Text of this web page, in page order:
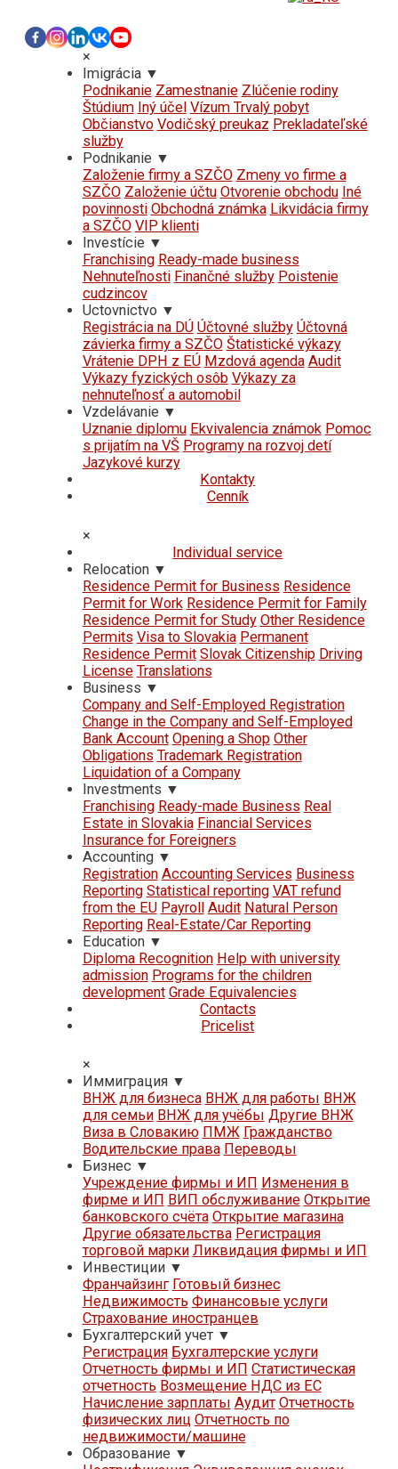
×
Imigrácia ▼
Podnikanie Zamestnanie Zlúčenie rodiny
Štúdium Iný účel Vízum Trvalý pobyt
Občianstvo Vodičský preukaz Prekladateľské
služby
Podnikanie ▼
Založenie firmy a SZČO Zmeny vo firme a
SZČO Založenie účtu Otvorenie obchodu Iné
povinnosti Obchodná známka Likvidácia firmy
a SZČO VIP klienti
Investície ▼
Franchising Ready-made business
Nehnuteľnosti Finančné služby Poistenie
cudzincov
Uctovnictvo ▼
Registrácia na DÚ Účtovné služby Účtovná
závierka firmy a SZČO Štatistické výkazy
Vrátenie DPH z EÚ Mzdová agenda Audit
Výkazy fyzických osôb Výkazy za
nehnuteľnosť a automobil
Vzdelávanie ▼
Uznanie diplomu Ekvivalencia známok Pomoc
s prijatím na VŠ Programy na rozvoj detí
Jazykové kurzy
Kontakty
Cenník
×
Individual service
Relocation ▼
Residence Permit for Business Residence
Permit for Work Residence Permit for Family
Residence Permit for Study Other Residence
Permits Visa to Slovakia Permanent
Residence Permit Slovak Citizenship Driving
License Translations
Business ▼
Company and Self-Employed Registration
Change in the Company and Self-Employed
Bank Account Opening a Shop Other
Obligations Trademark Registration
Liquidation of a Company
Investments ▼
Franchising Ready-made Business Real
Estate in Slovakia Financial Services
Insurance for Foreigners
Accounting ▼
Registration Accounting Services Business
Reporting Statistical reporting VAT refund
from the EU Payroll Audit Natural Person
Reporting Real-Estate/Car Reporting
Education ▼
Diploma Recognition Help with university
admission Programs for the children
development Grade Equivalencies
Contacts
Pricelist
×
Иммиграция ▼
ВНЖ для бизнеса ВНЖ для работы ВНЖ
для семьи ВНЖ для учёбы Другие ВНЖ
Виза в Словакию ПМЖ Гражданство
Водительские права Переводы
Бизнес ▼
Учреждение фирмы и ИП Изменения в
фирме и ИП ВИП обслуживание Открытие
банковского счёта Открытие магазина
Другие обязательства Регистрация
торговой марки Ликвидация фирмы и ИП
Инвестиции ▼
Франчайзинг Готовый бизнес
Недвижимость Финансовые услуги
Страхование иностранцев
Бухгалтерский учет ▼
Регистрация Бухгалтерские услуги
Отчетность фирмы и ИП Статистическая
отчетность Возмещение НДС из ЕС
Начисление зарплаты Аудит Отчетность
физических лиц Отчетность по
недвижимости/машине
Образование ▼